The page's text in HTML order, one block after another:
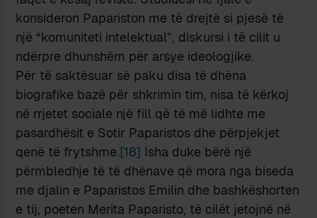
konsideron Papariston me të drejtë si pjesë të
një “komuniteti intelektual”, diskursi i të cilit u
ndërpre dhunshëm për arsye ideologjike.
Për të saktësuar së paku disa të dhëna
biografike bazë për shkrimin tim, nisa të kërkoj
në rrjetet sociale një fill që të më lidhte me
pasardhësit e Sotir Paparistos dhe përpjekjet
qenë të frytshme.[18] Isha duke bërë një
përmbledhje të të dhënave që mora nga biseda
me djalin e Paparistos Emilin dhe bashkëshorten
e tij, poeten Merita Paparisto, të cilët jetojnë në